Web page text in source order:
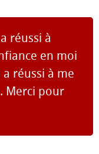
réussi à
en moi
réussi à me
Merci pour